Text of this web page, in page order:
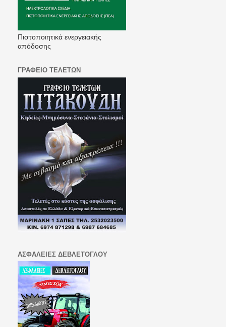
Πιστοποιητικά ενεργειακής
απόδοσης
ΓΡΑΦΕΙΟ ΤΕΛΕΤΩΝ
ΑΣΦΑΛΕΙΕΣ ΔΕΒΛΕΤΟΓΛΟΥ